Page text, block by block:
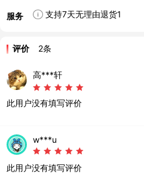
服务 支持7天无理由退货1
评价 2条
高***轩
此用户没有填写评价
w***u
此用户没有填写评价